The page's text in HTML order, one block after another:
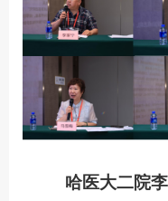
哈医大二院